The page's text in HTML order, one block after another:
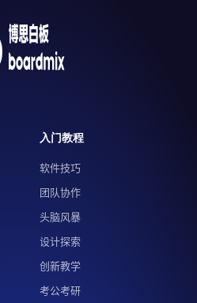
入门教程
软件技巧
团队协作
头脑风暴
设计探索
创新教学
考公考研